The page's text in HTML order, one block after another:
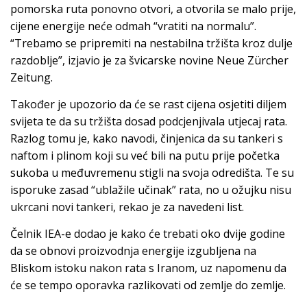
pomorska ruta ponovno otvori, a otvorila se malo prije,
cijene energije neće odmah “vratiti na normalu”.
“Trebamo se pripremiti na nestabilna tržišta kroz dulje
razdoblje”, izjavio je za švicarske novine Neue Zürcher
Zeitung.
Također je upozorio da će se rast cijena osjetiti diljem
svijeta te da su tržišta dosad podcjenjivala utjecaj rata.
Razlog tomu je, kako navodi, činjenica da su tankeri s
naftom i plinom koji su već bili na putu prije početka
sukoba u međuvremenu stigli na svoja odredišta. Te su
isporuke zasad “ublažile učinak” rata, no u ožujku nisu
ukrcani novi tankeri, rekao je za navedeni list.
Čelnik IEA-e dodao je kako će trebati oko dvije godine
da se obnovi proizvodnja energije izgubljena na
Bliskom istoku nakon rata s Iranom, uz napomenu da
će se tempo oporavka razlikovati od zemlje do zemlje.